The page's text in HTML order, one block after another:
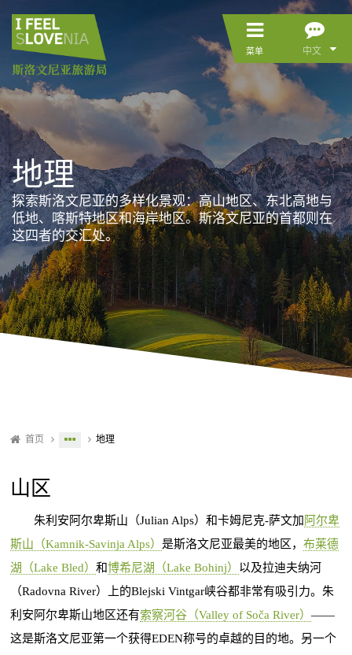
菜单 中文
地理
探索斯洛文尼亚的多样化景观：高山地区、东北高地与
低地、喀斯特地区和海岸地区。斯洛文尼亚的首都则在
这四者的交汇处。
首页 地理
山区
朱利安阿尔卑斯山（Julian Alps）和卡姆尼克-萨文加 阿尔卑
斯山（Kamnik-Savinja Alps） 是斯洛文尼亚最美的地区， 布莱德
湖（Lake Bled） 和博希尼湖（Lake Bohinj） 以及拉迪夫纳河
（Radovna River）上的Blejski Vintgar峡谷都非常有吸引力。朱
利安阿尔卑斯山地区还有索察河谷（Valley of Soča River） ——
这是斯洛文尼亚第一个获得EDEN称号的卓越的目的地。另一个